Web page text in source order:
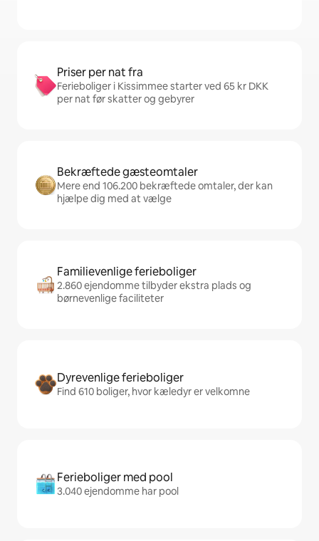
Priser per nat fra
Ferieboliger i Kissimmee starter ved 65 kr DKK
per nat før skatter og gebyrer
Bekræftede gæsteomtaler
Mere end 106.200 bekræftede omtaler, der kan
hjælpe dig med at vælge
Familievenlige ferieboliger
2.860 ejendomme tilbyder ekstra plads og
børnevenlige faciliteter
Dyrevenlige ferieboliger
Find 610 boliger, hvor kæledyr er velkomne
Ferieboliger med pool
3.040 ejendomme har pool